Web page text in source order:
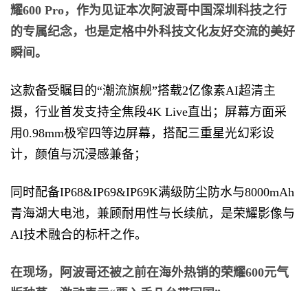
耀600 Pro，作为见证本次阿波哥中国深圳科技之行
的专属纪念，也是定格中外科技文化友好交流的美好
瞬间。
这款备受瞩目的“潮流旗舰”搭载2亿像素AI超清主
摄，行业首发支持全焦段4K Live直出；屏幕方面采
用0.98mm极窄四等边屏幕，搭配三重星光幻彩设
计，颜值与沉浸感兼备；
同时配备IP68&IP69&IP69K满级防尘防水与8000mAh
青海湖大电池，兼顾耐用性与长续航，是荣耀影像与
AI技术融合的标杆之作。
在现场，阿波哥还被之前在海外热销的荣耀600元气